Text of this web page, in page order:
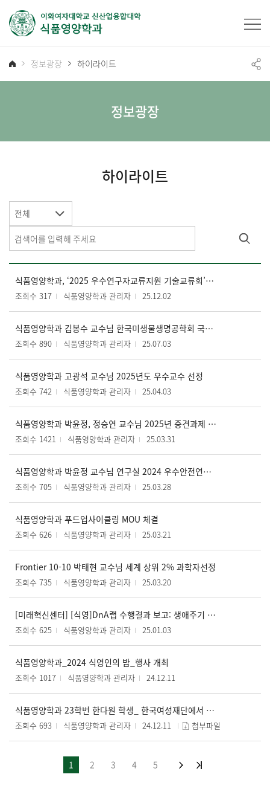
정보광장 하이라이트
정보광장
하이라이트
전체
식품영양학과, ‘2025 우수연구자교류지원 기술교류회’서 첨단 융합연구 성과 발표
조회수 317 식품영양학과 관리자 25.12.02
식품영양학과 김봉수 교수님 한국미생물생명공학회 국제학술대회 학술장려상 수상
조회수 890 식품영양학과 관리자 25.07.03
식품영양학과 고광석 교수님 2025년도 우수교수 선정
조회수 742 식품영양학과 관리자 25.04.03
식품영양학과 박윤정, 정승연 교수님 2025년 중견과제 선정
조회수 1421 식품영양학과 관리자 25.03.31
식품영양학과 박윤정 교수님 연구실 2024 우수안전연구실 선정
조회수 705 식품영양학과 관리자 25.03.28
식품영양학과 푸드업사이클링 MOU 체결
조회수 626 식품영양학과 관리자 25.03.21
Frontier 10-10 박태현 교수님 세계 상위 2% 과학자선정
조회수 735 식품영양학과 관리자 25.03.20
[미래혁신센터] [식영]DnA랩 수행결과 보고: 생애주기 영양학 보드게임 프로젝트
조회수 625 식품영양학과 관리자 25.01.03
식품영양학과_2024 식영인의 밤_행사 개최
조회수 1017 식품영양학과 관리자 24.12.11
식품영양학과 23학번 한다원 학생_ 한국여성재단에서 개최하는 ‘폐암제로 앰배서더’ 입학식 대표로 임명
조회수 693 식품영양학과 관리자 24.12.11 첨부파일
1 2 3 4 5